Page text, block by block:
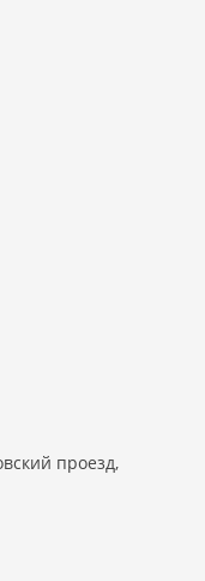
проезд,